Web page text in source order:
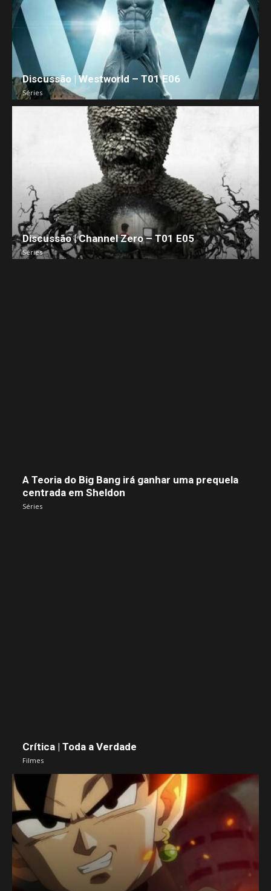
Discussão | Westworld – T01 E06
Séries
Discussão | Channel Zero – T01 E05
Séries
A Teoria do Big Bang irá ganhar uma prequela
centrada em Sheldon
Séries
Crítica | Toda a Verdade
Filmes